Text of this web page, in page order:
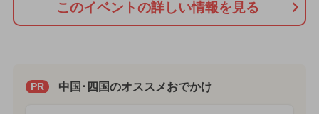
このイベントの詳しい情報を見る
PR 中国･四国のオススメおでかけ